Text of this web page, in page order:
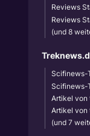
Reviews
Reviews
(und 8
Scifinews-
Scifinews-
Artikel von
Artikel von
(und 7